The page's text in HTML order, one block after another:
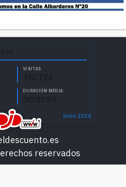
reservados